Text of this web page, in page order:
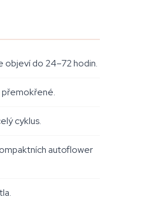
objeví do 24–72 hodin.
přemokřené.
cyklus.
autoflower